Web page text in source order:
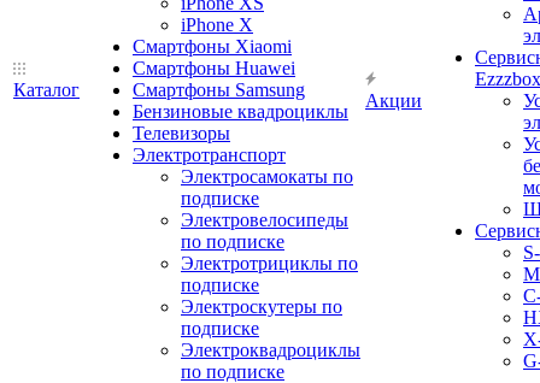
Каталог
iPhone X
Смартфоны Xiaomi
Смартфоны Huawei
Смартфоны Samsung
Бензиновые квадроциклы
Телевизоры
Электротранспорт
Электросамокаты по
подписке
Электровелосипеды
по подписке
Электротрициклы по
подписке
Электроскутеры по
подписке
Электроквадроциклы
по подписке
Акции
Ezzzbox